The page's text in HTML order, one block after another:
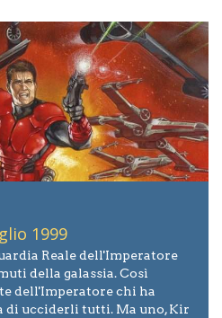
1999
Reale dell'Imperatore
della galassia. Così
dell'Imperatore chi ha
di ucciderli tutti. Ma uno, Kir